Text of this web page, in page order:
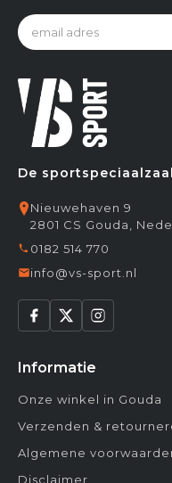
De
Nieuwehaven 9
2801 CS Gouda,
0182 514 770
info@vs-sport.nl
Informatie
Onze winkel in Gouda
Verzenden &
Algemene
Disclaimer